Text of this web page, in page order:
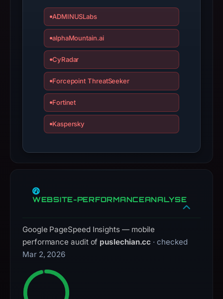
2026.
Infrastructure
details
may
have
changed
since
report
time-
not
guarantee.
Avoid
ADMINUSLabs
alphaMountain.ai
CyRadar
Forcepoint ThreatSeeker
Fortinet
Kaspersky
WEBSITE-PERFORMANCEANALYSE
Google PageSpeed Insights — mobile
performance audit of puslechian.cc · checked
Mar 2, 2026